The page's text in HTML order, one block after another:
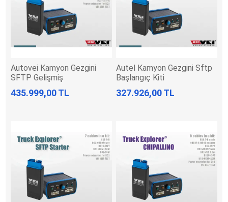
Autovei Kamyon Gezgini
SFTP Gelişmiş
435.999,00 TL
Autel Kamyon Gezgini Sftp
Başlangıç Kiti
327.926,00 TL